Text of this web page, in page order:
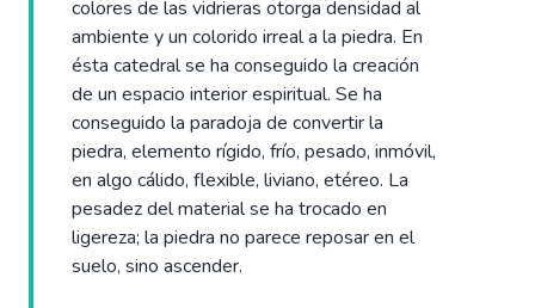
colores de las vidrieras otorga densidad al
ambiente y un colorido irreal a la piedra. En
ésta catedral se ha conseguido la creación
de un espacio interior espiritual. Se ha
conseguido la paradoja de convertir la
piedra, elemento rígido, frío, pesado, inmóvil,
en algo cálido, flexible, liviano, etéreo. La
pesadez del material se ha trocado en
ligereza; la piedra no parece reposar en el
suelo, sino ascender.